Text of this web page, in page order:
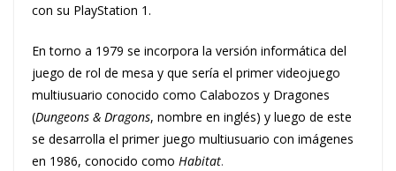
con su PlayStation 1.
En torno a 1979 se incorpora la versión informática del
juego de rol de mesa y que sería el primer videojuego
multiusuario conocido como Calabozos y Dragones
(Dungeons & Dragons, nombre en inglés) y luego de este
se desarrolla el primer juego multiusuario con imágenes
en 1986, conocido como Habitat.